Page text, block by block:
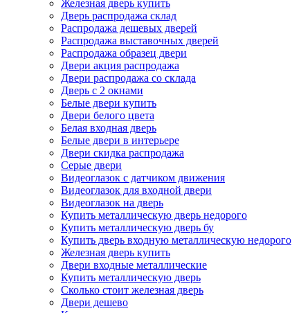
Железная дверь купить
Дверь распродажа склад
Распродажа дешевых дверей
Распродажа выставочных дверей
Распродажа образец двери
Двери акция распродажа
Двери распродажа со склада
Дверь с 2 окнами
Белые двери купить
Двери белого цвета
Белая входная дверь
Белые двери в интерьере
Двери скидка распродажа
Серые двери
Видеоглазок с датчиком движения
Видеоглазок для входной двери
Видеоглазок на дверь
Купить металлическую дверь недорого
Купить металлическую дверь бу
Купить дверь входную металлическую недорого
Железная дверь купить
Двери входные металлические
Купить металлическую дверь
Сколько стоит железная дверь
Двери дешево